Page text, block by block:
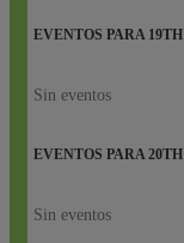
EVENTOS PARA 19TH
Sin eventos
EVENTOS PARA 20TH
Sin eventos